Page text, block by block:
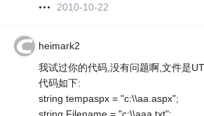
2010-10-22
heimark2
我试过你的代码,没有问题啊,文件是
代码如下:
string tempaspx = "c:\\aa.aspx";